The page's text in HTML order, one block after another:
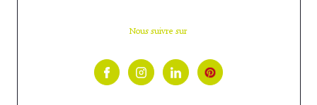
Nous suivre sur